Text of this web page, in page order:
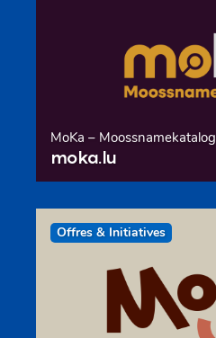
MoKa – Moossnamekatalog
moka.lu
Offres & Initiatives